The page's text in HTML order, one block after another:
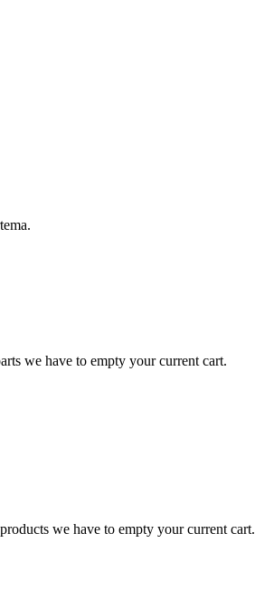
we have to empty your current cart.
we have to empty your current cart.